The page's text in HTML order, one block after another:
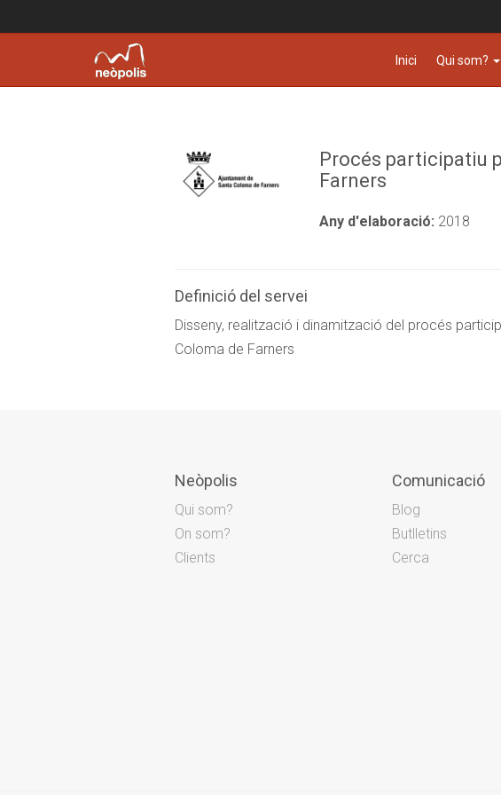
Inici Qui som?
Procés participatiu
Farners
Any d'elaboració: 2018
Definició del servei
Disseny, realització i dinamització del procés
Coloma de Farners
Neòpolis
Qui som?
On som?
Clients
Comunicació
Blog
Butlletins
Cerca